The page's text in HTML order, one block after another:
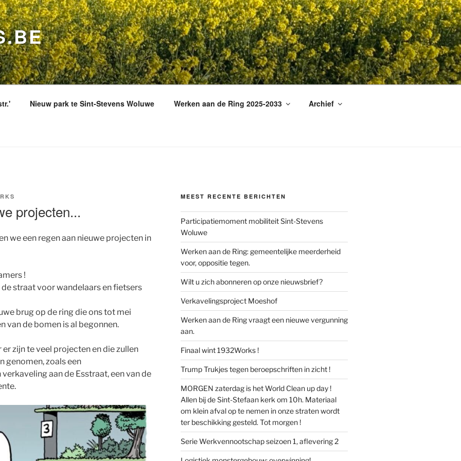
Nieuw park te Sint-Stevens Woluwe Werken aan de Ring 2025-2033 Archief
projecten...
we een regen aan nieuwe projecten in
!
straat voor wandelaars en fietsers
brug op de ring die ons tot mei
van de bomen is al begonnen.
zijn te veel projecten en die zullen
genomen, zoals een
aan de Esstraat, een van de
MEEST RECENTE BERICHTEN
Participatiemoment mobiliteit Sint-Stevens
Woluwe
Werken aan de Ring: gemeentelijke meerderheid
voor, oppositie tegen.
Wilt u zich abonneren op onze nieuwsbrief?
Verkavelingsproject Moeshof
Werken aan de Ring vraagt een nieuwe vergunning
aan.
Finaal wint 1932Works !
Trump Trukjes tegen beroepschriften in zicht !
MORGEN zaterdag is het World Clean up day !
Allen bij de Sint-Stefaan kerk om 10h. Materiaal
om klein afval op te nemen in onze straten wordt
ter beschikking gesteld. Tot morgen !
Serie Werkvennootschap seizoen 1, aflevering 2